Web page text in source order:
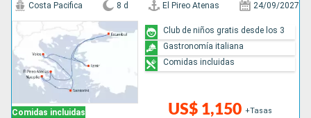
Comidas incluidas
Costa Pacifica 8 d El Pireo Atenas 24/09/2027
US$ 1,150 +Tasas
Club de niños gratis desde los 3
Gastronomía italiana
Comidas incluidas